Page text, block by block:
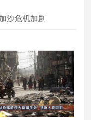
沙危机加剧